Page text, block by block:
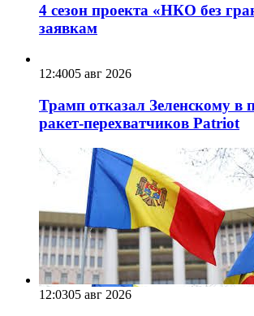
4 сезон проекта «НКО без
заявкам
12:4005 авг 2026
Трамп отказал Зеленскому в
ракет-перехватчиков Patriot
12:0305 авг 2026